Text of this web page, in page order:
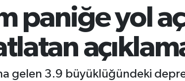
BİST100
BITCOIN 64.959,79
paniğe yol
gelen 3.9 büyüklüğündeki